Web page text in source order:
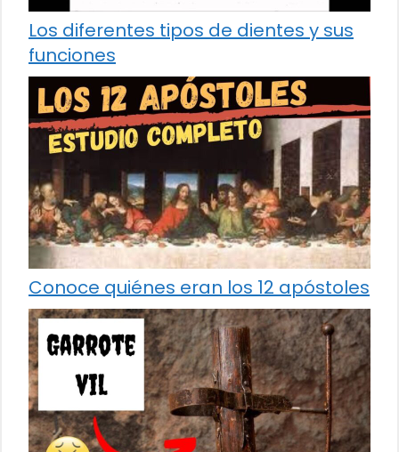
Los diferentes tipos de dientes y sus
funciones
Conoce quiénes eran los 12 apóstoles